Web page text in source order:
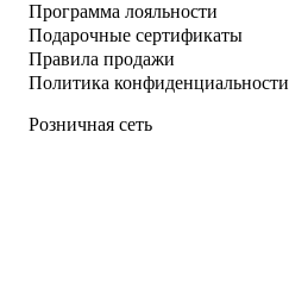
Программа лояльности
Подарочные сертификаты
Правила продажи
Политика конфиденциальности
Розничная сеть